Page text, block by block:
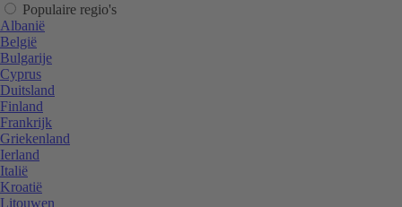
Populaire regio's
Albanië
België
Bulgarije
Cyprus
Duitsland
Finland
Frankrijk
Griekenland
Ierland
Italië
Kroatië
Litouwen